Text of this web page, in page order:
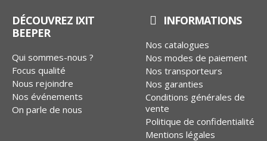
DÉCOUVREZ IXIT
BEEPER
Qui sommes-nous ?
Focus qualité
Nous rejoindre
Nos événements
On parle de nous
INFORMATIONS
Nos catalogues
Nos modes de paiement
Nos transporteurs
Nos garanties
Conditions générales de
vente
Politique de confidentialité
Mentions légales